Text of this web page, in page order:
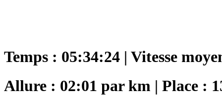
Temps : 05:34:24 | Vitesse
Allure : 02:01 par km | Place :